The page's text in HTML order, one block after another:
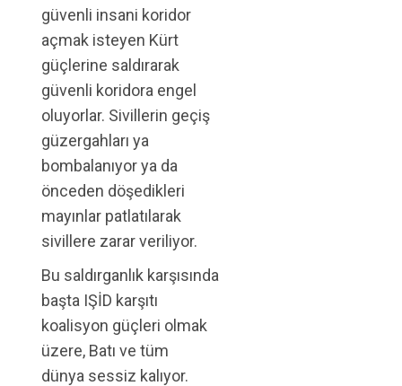
güvenli insani koridor
açmak isteyen Kürt
güçlerine saldırarak
güvenli koridora engel
oluyorlar. Sivillerin geçiş
güzergahları ya
bombalanıyor ya da
önceden döşedikleri
mayınlar patlatılarak
sivillere zarar veriliyor.
Bu saldırganlık karşısında
başta IŞİD karşıtı
koalisyon güçleri olmak
üzere, Batı ve tüm
dünya sessiz kalıyor.